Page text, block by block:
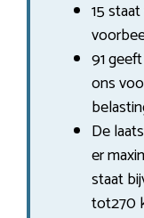
15
91
ons
De
er
staat
tot270